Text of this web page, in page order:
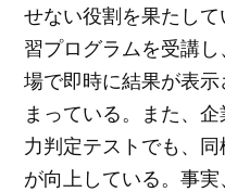
せない役割を果たし
習プログラムを受講
場で即時に結果が表
まっている。また、
力判定テストでも、
が向上している。事